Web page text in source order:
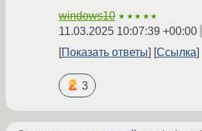
windows10 ★★★★★
11.03.2025 10:07:39 +00:00
Показать ответы Ссылка
3